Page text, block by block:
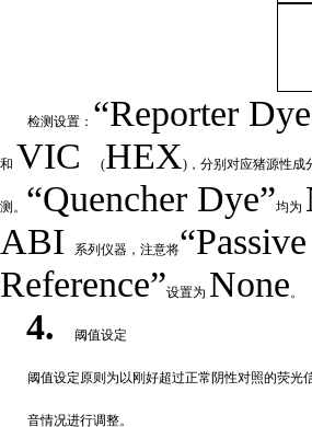
检测设置： “Reporter
和 VIC(HEX)，分别对应猪源性成
测。 “Quencher Dye”均为
ABI 系列仪器，注意将“Passive
Reference”设置为 None。
4. 阈值设定
阈值设定原则为以刚好超过正常阴性对照的荧光
音情况进行调整。